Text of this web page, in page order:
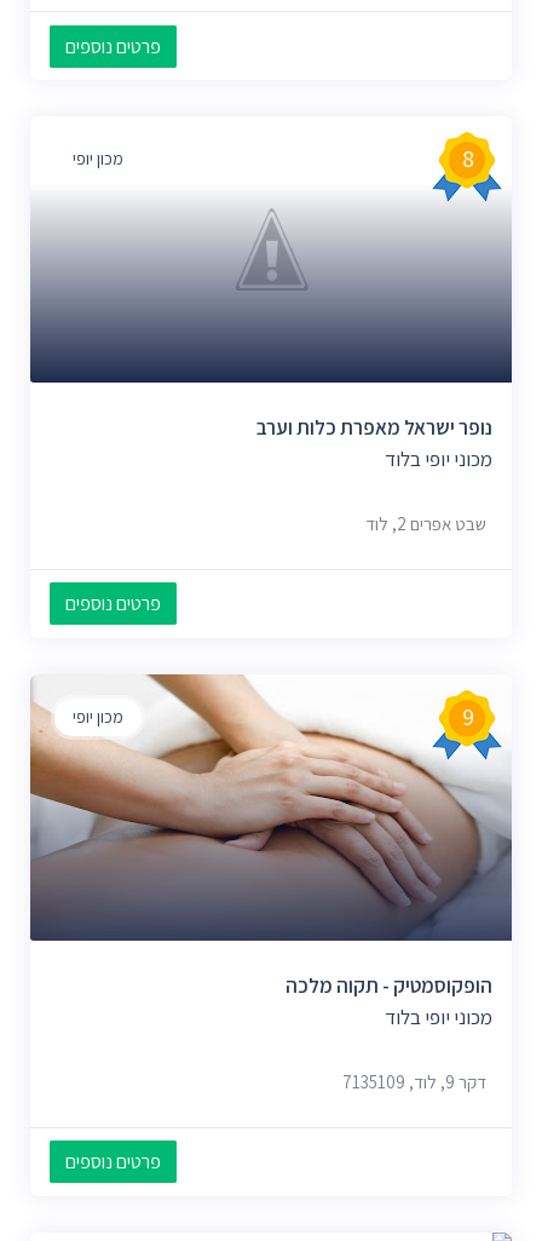
פרטים נוספים
מכון יופי 8
נופר ישראל מאפרת כלות וערב
מכוני יופי בלוד
שבט אפרים 2, לוד
פרטים נוספים
מכון יופי 9
הופקוסמטיק - תקוה מלכה
מכוני יופי בלוד
דקר 9, לוד, 7135109
פרטים נוספים